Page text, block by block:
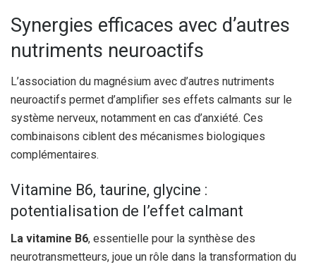
Synergies efficaces avec d’autres
nutriments neuroactifs
L’association du magnésium avec d’autres nutriments
neuroactifs permet d’amplifier ses effets calmants sur le
système nerveux, notamment en cas d’anxiété. Ces
combinaisons ciblent des mécanismes biologiques
complémentaires.
Vitamine B6, taurine, glycine :
potentialisation de l’effet calmant
La vitamine B6, essentielle pour la synthèse des
neurotransmetteurs, joue un rôle dans la transformation du